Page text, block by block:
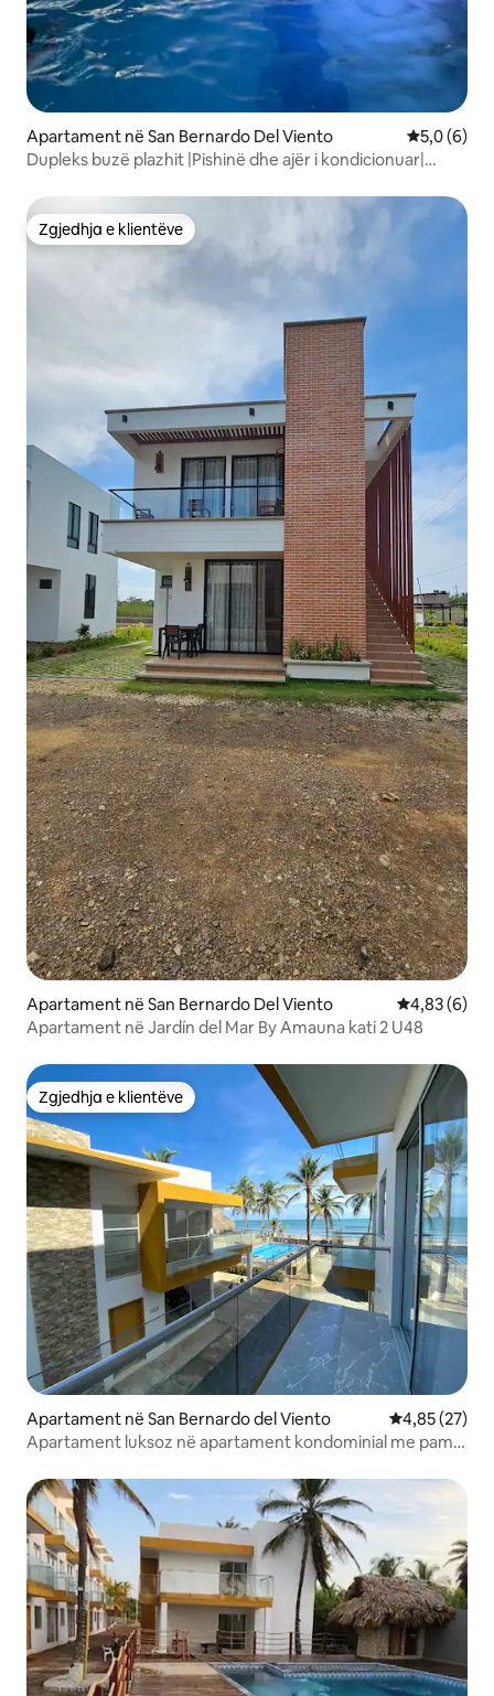
Apartament në San Bernardo Del Viento Vlerësimi
5,0 (6)
Dupleks buzë plazhit |Pishinë dhe ajër i kondicionuar|
Zgjedhja e klientëve
Zgjedhja e klientëve
Apartament në San Bernardo Del Viento Vlerësimi
4,83 (6)
Apartament në Jardín del Mar By Amauna kati 2 U48
Zgjedhja e klientëve
Zgjedhja e klientëve
Apartament në San Bernardo del Viento Vlerësimi
4,85 (27)
Apartament luksoz në apartament kondominial me pamje